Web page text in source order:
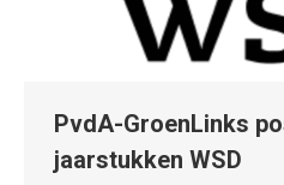
PvdA-GroenLinks
jaarstukken WSD